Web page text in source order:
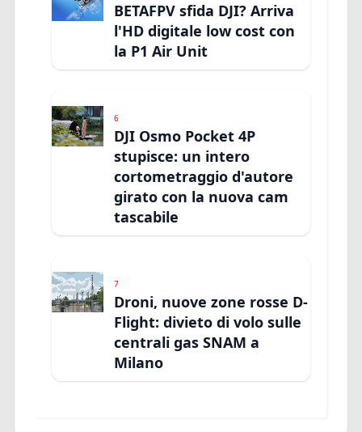
BETAFPV sfida DJI? Arriva
l'HD digitale low cost con
la P1 Air Unit
6
DJI Osmo Pocket 4P
stupisce: un intero
cortometraggio d'autore
girato con la nuova cam
tascabile
7
Droni, nuove zone rosse D-
Flight: divieto di volo sulle
centrali gas SNAM a
Milano